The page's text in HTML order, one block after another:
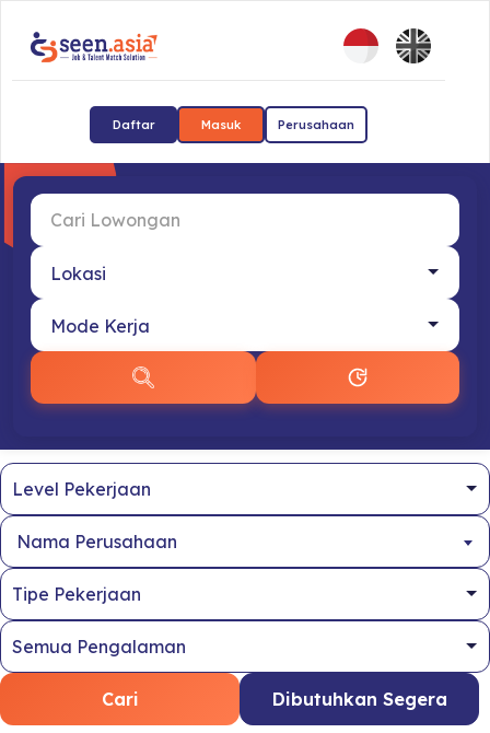
Daftar Masuk Perusahaan
Nama Perusahaan
Cari Dibutuhkan Segera